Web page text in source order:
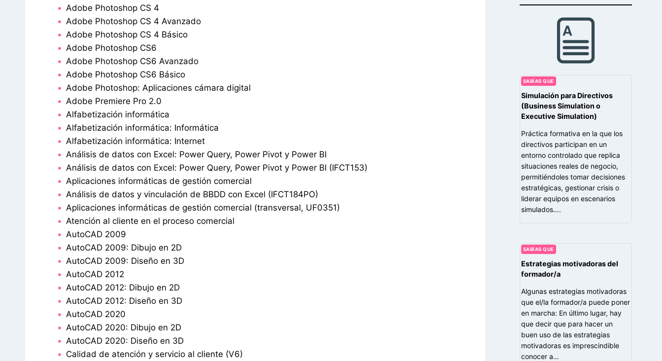
Adobe Photoshop CS 4
Adobe Photoshop CS 4 Avanzado
Adobe Photoshop CS 4 Básico
Adobe Photoshop CS6
Adobe Photoshop CS6 Avanzado
Adobe Photoshop CS6 Básico
Adobe Photoshop: Aplicaciones cámara digital
Adobe Premiere Pro 2.0
Alfabetización informática
Alfabetización informática: Informática
Alfabetización informática: Internet
Análisis de datos con Excel: Power Query, Power Pivot y Power BI
Análisis de datos con Excel: Power Query, Power Pivot y Power BI (IFCT153)
Aplicaciones informáticas de gestión comercial
Análisis de datos y vinculación de BBDD con Excel (IFCT184PO)
Aplicaciones informáticas de gestión comercial (transversal, UF0351)
Atención al cliente en el proceso comercial
AutoCAD 2009
AutoCAD 2009: Dibujo en 2D
AutoCAD 2009: Diseño en 3D
AutoCAD 2012
AutoCAD 2012: Dibujo en 2D
AutoCAD 2012: Diseño en 3D
AutoCAD 2020
AutoCAD 2020: Dibujo en 2D
AutoCAD 2020: Diseño en 3D
Calidad de atención y servicio al cliente (V6)
SABÍAS QUE
Simulación para Directivos
(Business Simulation o
Executive Simulation)
Práctica formativa en la que los
directivos participan en un
entorno controlado que replica
situaciones reales de negocio,
permitiéndoles tomar decisiones
estratégicas, gestionar crisis o
liderar equipos en escenarios
simulados….
SABÍAS QUE
Estrategias motivadoras del
formador/a
Algunas estrategias motivadoras
que el/la formador/a puede poner
en marcha: En último lugar, hay
que decir que para hacer un
buen uso de las estrategias
motivadoras es imprescindible
conocer a…